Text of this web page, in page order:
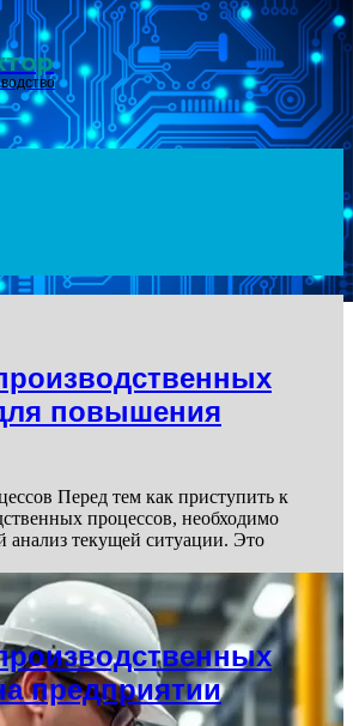
повышения
Перед тем как приступить к
процессов, необходимо
анализ текущей ситуации. Это
предприятии